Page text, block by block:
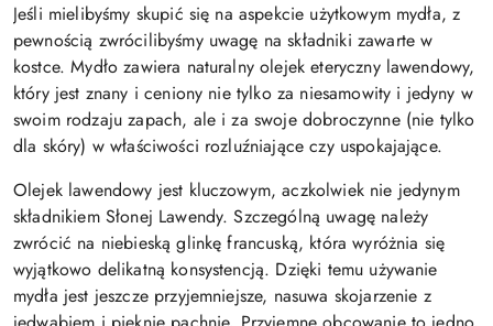
Jeśli mielibyśmy skupić się na aspekcie użytkowym mydła, z
pewnością zwrócilibyśmy uwagę na składniki zawarte w
kostce. Mydło zawiera naturalny olejek eteryczny lawendowy,
który jest znany i ceniony nie tylko za niesamowity i jedyny w
swoim rodzaju zapach, ale i za swoje dobroczynne (nie tylko
dla skóry) w właściwości rozluźniające czy uspokajające.
Olejek lawendowy jest kluczowym, aczkolwiek nie jedynym
składnikiem Słonej Lawendy. Szczególną uwagę należy
zwrócić na niebieską glinkę francuską, która wyróżnia się
wyjątkowo delikatną konsystencją. Dzięki temu używanie
mydła jest jeszcze przyjemniejsze, nasuwa skojarzenie z